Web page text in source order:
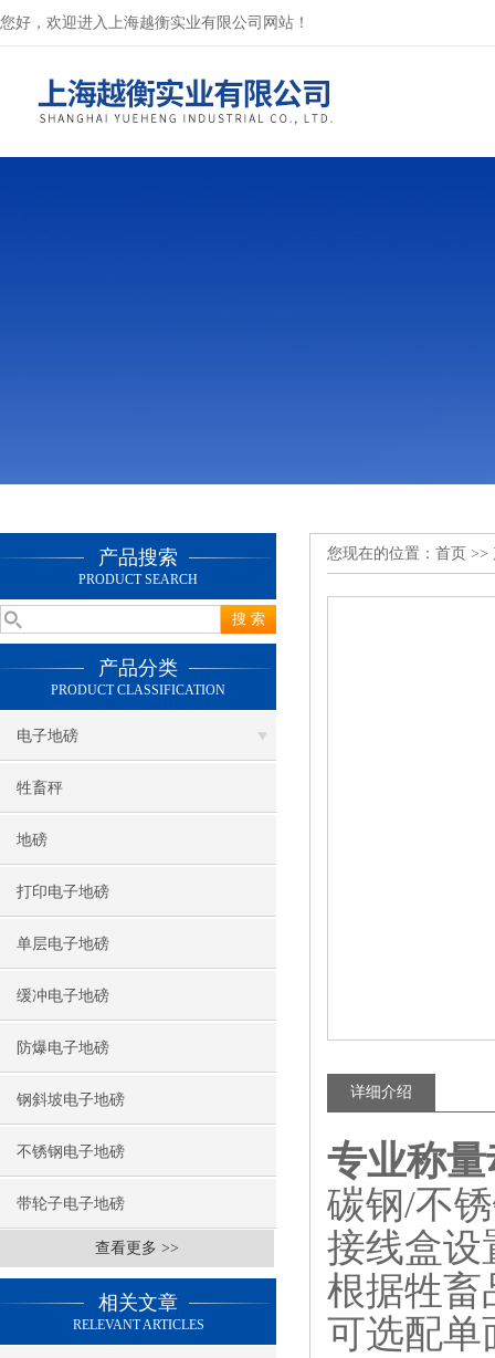
您好，欢迎进入上海越衡实业有限公司网站！
产品搜索
PRODUCT SEARCH
产品分类
PRODUCT CLASSIFICATION
电子地磅
牲畜秤
地磅
打印电子地磅
单层电子地磅
缓冲电子地磅
防爆电子地磅
钢斜坡电子地磅
不锈钢电子地磅
带轮子电子地磅
查看更多 >>
相关文章
RELEVANT ARTICLES
您现在的位置： 首页 >>
详细介绍
专业称
碳钢/不
接线盒设
根据牲畜
可选配单